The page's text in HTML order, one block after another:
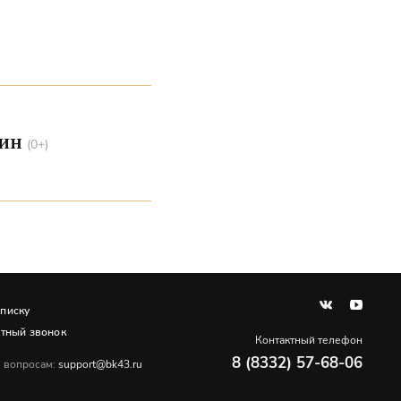
(0+)
звонок
вопросам: support@bk43.ru
Контактный телефон
8 (8332) 57-68-06